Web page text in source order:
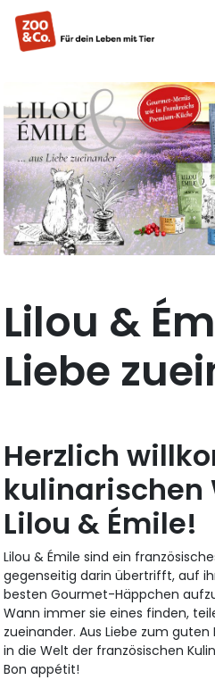
Lilou &
Liebe
Herzlich
kulinarischen
Lilou & Émile!
Lilou & Émile sind ein
gegenseitig darin übertrifft, auf
besten Gourmet-Häppchen
Wann immer sie eines finden,
zueinander. Aus Liebe zum guten
in die Welt der französischen
Bon appétit!